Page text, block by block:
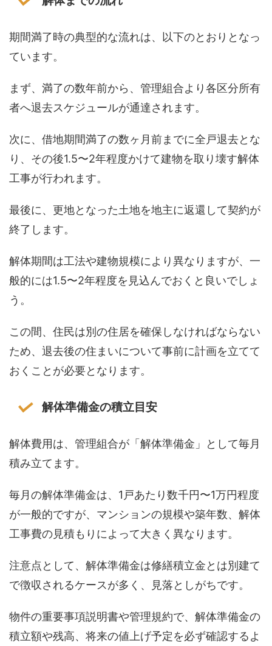
期間満了時の典型的な流れは、以下のとおりとなっ
ています。
まず、満了の数年前から、管理組合より各区分所有
者へ退去スケジュールが通達されます。
次に、借地期間満了の数ヶ月前までに全戸退去とな
り、その後1.5〜2年程度かけて建物を取り壊す解体
工事が行われます。
最後に、更地となった土地を地主に返還して契約が
終了します。
解体期間は工法や建物規模により異なりますが、一
般的には1.5〜2年程度を見込んでおくと良いでしょ
う。
この間、住民は別の住居を確保しなければならない
ため、退去後の住まいについて事前に計画を立てて
おくことが必要となります。
解体準備金の積立目安
解体費用は、管理組合が「解体準備金」として毎月
積み立てます。
毎月の解体準備金は、1戸あたり数千円〜1万円程度
が一般的ですが、マンションの規模や築年数、解体
工事費の見積もりによって大きく異なります。
注意点として、解体準備金は修繕積立金とは別建て
で徴収されるケースが多く、見落としがちです。
物件の重要事項説明書や管理規約で、解体準備金の
積立額や残高、将来の値上げ予定を必ず確認するよ